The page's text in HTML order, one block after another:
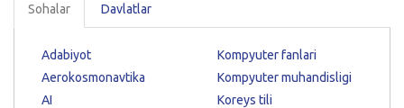
Sohalar Davlatlar
Adabiyot
Aerokosmonavtika
AI
Kompyuter fanlari
Kompyuter muhandisligi
Koreys tili